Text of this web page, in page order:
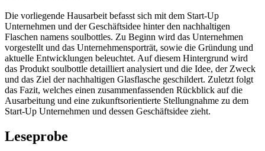
Die vorliegende Hausarbeit befasst sich mit dem Start-Up
Unternehmen und der Geschäftsidee hinter den nachhaltigen
Flaschen namens soulbottles. Zu Beginn wird das Unternehmen
vorgestellt und das Unternehmensporträt, sowie die Gründung und
aktuelle Entwicklungen beleuchtet. Auf diesem Hintergrund wird
das Produkt soulbottle detailliert analysiert und die Idee, der Zweck
und das Ziel der nachhaltigen Glasflasche geschildert. Zuletzt folgt
das Fazit, welches einen zusammenfassenden Rückblick auf die
Ausarbeitung und eine zukunftsorientierte Stellungnahme zu dem
Start-Up Unternehmen und dessen Geschäftsidee zieht.
Leseprobe